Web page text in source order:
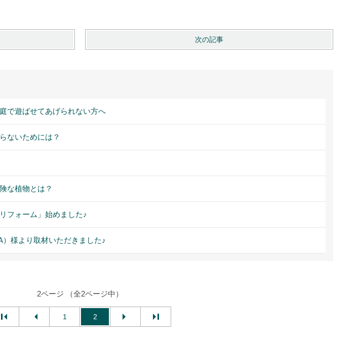
次の記事
で遊ばせてあげられない方へ
ないためには？
な植物とは？
フォーム」始めました♪
様より取材いただきました♪
2ページ （全2ページ中）
1 2